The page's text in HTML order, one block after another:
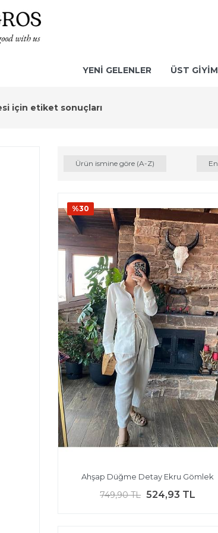
YENİ GELENLER ÜST GİYİM
için etiket sonuçları
Ürün ismine göre (A-Z)
%30
Ahşap Düğme Detay Ekru Gömlek
749,90 TL 524,93 TL